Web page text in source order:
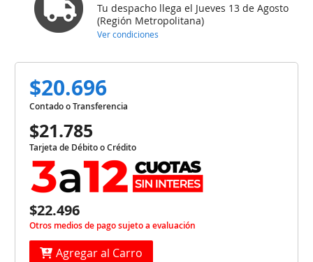
Tu despacho llega el Jueves 13 de Agosto
(Región Metropolitana)
Ver condiciones
$20.696
Contado o Transferencia
$21.785
Tarjeta de Débito o Crédito
$22.496
Otros medios de pago sujeto a evaluación
Agregar al Carro